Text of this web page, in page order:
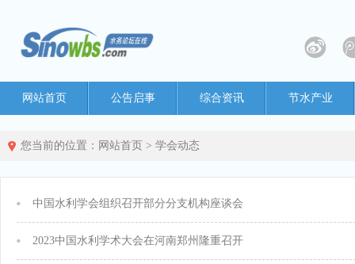
网站首页 公告启事 综合资讯 节水产业
您当前的位置： 网站首页 > 学会动态
中国水利学会组织召开部分分支机构座谈会
2023中国水利学术大会在河南郑州隆重召开